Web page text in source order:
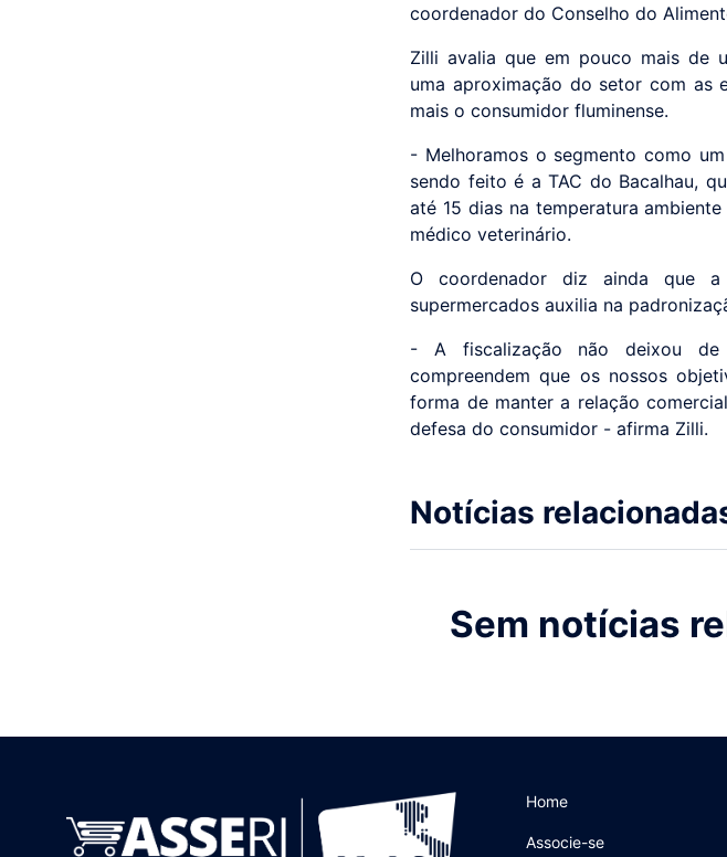
coordenador do Conselho do
Zilli avalia que em pouco mais de
uma aproximação do setor com as
mais o consumidor fluminense.
- Melhoramos o segmento como
sendo feito é a TAC do Bacalhau,
até 15 dias na temperatura
médico veterinário.
O coordenador diz ainda que
supermercados auxilia na
- A fiscalização não deixou
compreendem que os nossos
forma de manter a relação
defesa do consumidor - afirma Zilli.
Notícias
Sem notícias
Home
Associe-se